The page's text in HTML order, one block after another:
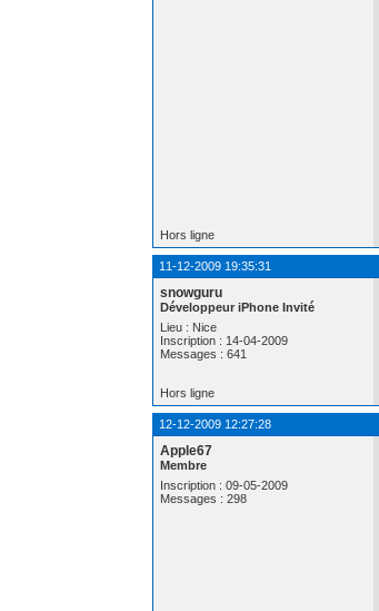
Hors ligne
11-12-2009 19:35:31
snowguru
Développeur iPhone Invité
Lieu : Nice
Inscription : 14-04-2009
Messages : 641
Hors ligne
12-12-2009 12:27:28
Apple67
Membre
Inscription : 09-05-2009
Messages : 298